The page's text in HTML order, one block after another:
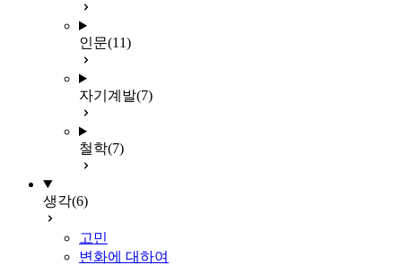
인문(11)
자기계발(7)
철학(7)
생각(6)
고민
변화에 대하여